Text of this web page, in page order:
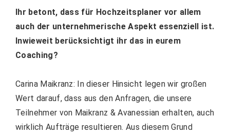
Ihr betont, dass für Hochzeitsplaner vor allem
auch der unternehmerische Aspekt essenziell ist.
Inwieweit berücksichtigt ihr das in eurem
Coaching?
Carina Maikranz: In dieser Hinsicht legen wir großen
Wert darauf, dass aus den Anfragen, die unsere
Teilnehmer von Maikranz & Avanessian erhalten, auch
wirklich Aufträge resultieren. Aus diesem Grund